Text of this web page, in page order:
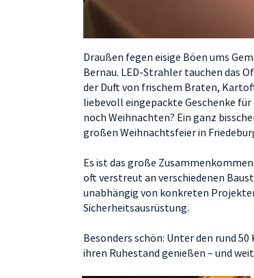
Draußen fegen eisige Böen ums
Bernau. LED-Strahler tauchen das
der Duft von frischem Braten,
liebevoll eingepackte Geschenke
noch Weihnachten? Ein ganz
großen Weihnachtsfeier in
Es ist das große
oft verstreut an verschiedenen
unabhängig von konkreten
Sicherheitsausrüstung.
Besonders schön: Unter den rund
ihren Ruhestand genießen – und